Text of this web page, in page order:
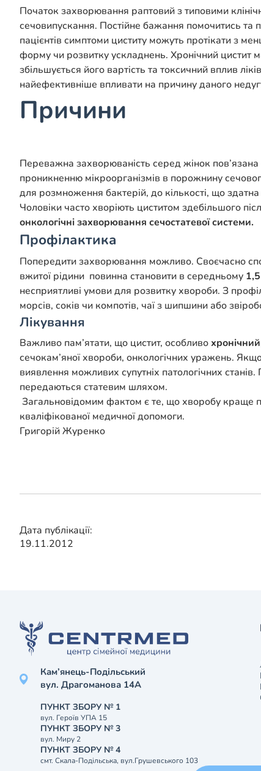
Початок захворювання раптовий з типовими
сечовипускання. Постійне бажання помочитись
пацієнтів симптоми циститу можуть протікати з
форму чи розвитку ускладнень. Хронічний цистит
збільшується його вартість та токсичний вплив
найефективніше впливати на причину даного
Причини
Переважна захворюваність серед жінок
проникненню мікроорганізмів в порожнину
для розмноження бактерій, до кількості, що
Чоловіки часто хворіють циститом здебільшого
онкологічні захворювання сечостатевої системи.
Профілактика
Попередити захворювання можливо. Своєчасно
вжитої рідини повинна становити в середньому
несприятливі умови для розвитку хвороби. З
морсів, соків чи компотів, чаї з шипшини або
Лікування
Важливо пам’ятати, що цистит, особливо хронічний
сечокам’яної хвороби, онкологічних уражень.
виявлення можливих супутніх патологічних
передаються статевим шляхом.
Загальновідомим фактом є те, що хворобу краще
кваліфікованої медичної допомоги.
Григорій Журенко
Дата публікації:
19.11.2012
Кам’янець-Подільський
вул. Драгоманова 14А
ПУНКТ ЗБОРУ № 1
вул. Героїв УПА 15
ПУНКТ ЗБОРУ № 3
вул. Миру 2
ПУНКТ ЗБОРУ № 4
смт. Скала-Подільська, вул.Грушевського 103